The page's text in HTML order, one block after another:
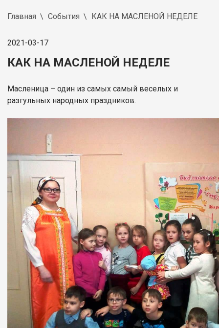
Главная События КАК НА МАСЛЕНОЙ НЕДЕЛЕ
2021-03-17
КАК НА МАСЛЕНОЙ НЕДЕЛЕ
Масленица – один из самых самый веселых и
разгульных народных праздников.